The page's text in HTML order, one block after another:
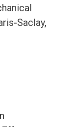
Saclay,